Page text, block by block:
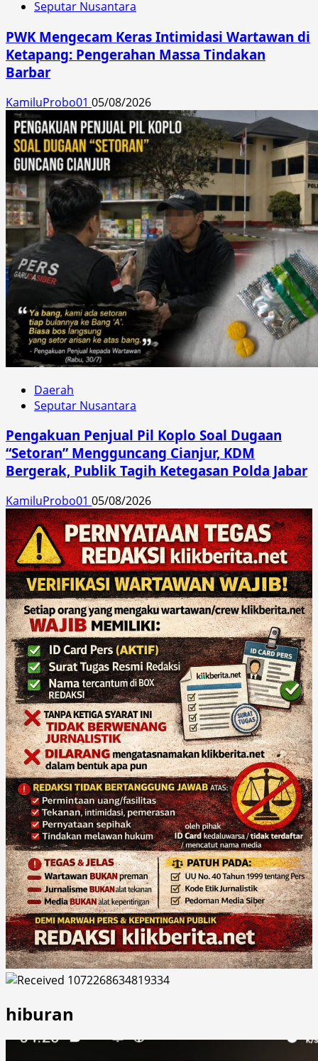
Seputar Nusantara
PWK Mengecam Keras Intimidasi Wartawan di
Ketapang: Pengerahan Massa Tindakan
Barbar
KamiluProbo01 05/08/2026
Daerah
Seputar Nusantara
Pengakuan Penjual Pil Koplo Soal Dugaan
“Setoran” Mengguncang Cianjur, KDM
Bergerak, Publik Tagih Ketegasan Polda Jabar
KamiluProbo01 05/08/2026
hiburan